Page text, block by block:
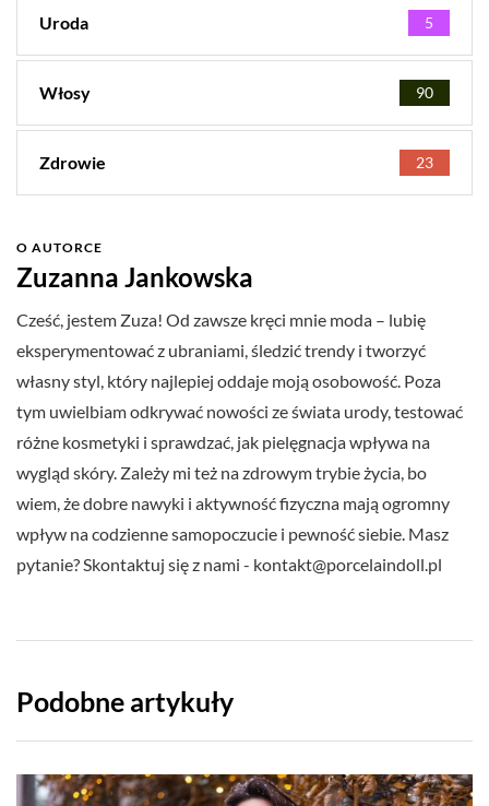
Uroda 5
Włosy 90
Zdrowie 23
O AUTORCE
Zuzanna Jankowska
Cześć, jestem Zuza! Od zawsze kręci mnie moda – lubię
eksperymentować z ubraniami, śledzić trendy i tworzyć
własny styl, który najlepiej oddaje moją osobowość. Poza
tym uwielbiam odkrywać nowości ze świata urody, testować
różne kosmetyki i sprawdzać, jak pielęgnacja wpływa na
wygląd skóry. Zależy mi też na zdrowym trybie życia, bo
wiem, że dobre nawyki i aktywność fizyczna mają ogromny
wpływ na codzienne samopoczucie i pewność siebie. Masz
pytanie? Skontaktuj się z nami - kontakt@porcelaindoll.pl
Podobne artykuły